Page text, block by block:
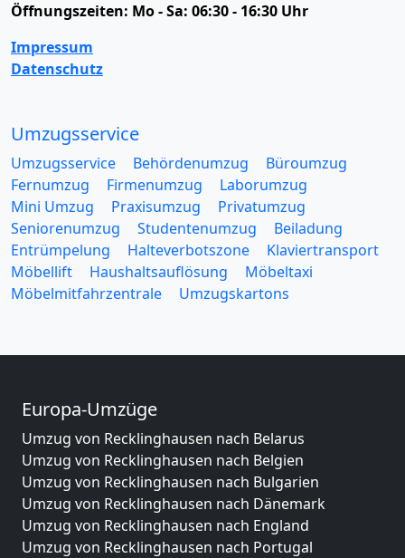
Öffnungszeiten: Mo - Sa: 06:30 - 16:30 Uhr
Impressum
Datenschutz
Umzugsservice
Umzugsservice Behördenumzug
Büroumzug
Fernumzug
Firmenumzug
Laborumzug
Mini Umzug
Praxisumzug
Privatumzug
Seniorenumzug
Studentenumzug
Beiladung
Entrümpelung
Halteverbotszone
Klaviertransport
Möbellift
Haushaltsauflösung
Möbeltaxi
Möbelmitfahrzentrale
Umzugskartons
Europa-Umzüge
Umzug von Recklinghausen nach Belarus
Umzug von Recklinghausen nach Belgien
Umzug von Recklinghausen nach Bulgarien
Umzug von Recklinghausen nach Dänemark
Umzug von Recklinghausen nach England
Umzug von Recklinghausen nach Portugal